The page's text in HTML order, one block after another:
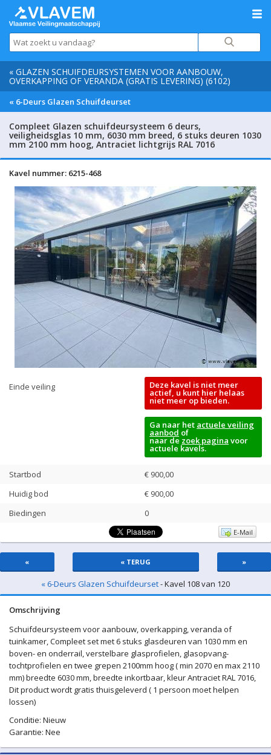
« GLAZEN SCHUIFDEURSYSTEMEN VOOR AANBOUW,
OVERKAPPING OF VERANDA (GRATIS LEVERING) (6102)
« 6-Deurs Glazen Schuifdeurset
Compleet Glazen schuifdeursysteem 6 deurs,
veiligheidsglas 10 mm, 6030 mm breed, 6 stuks deuren 1030
mm 2100 mm hoog, Antraciet lichtgrijs RAL 7016
Kavel nummer: 6215-468
Einde veiling Deze kavel is niet meer
actief, u kunt hier helaas
niet meer op bieden.
Ga naar het actuele veiling
aanbod of
naar de zoek pagina voor
actuele kavels.
Startbod
€ 900,00
Huidig bod
€ 900,00
Biedingen
0
E-Mail
« « TERUG »
« 6-Deurs Glazen Schuifdeurset- Kavel 108 van 120
Omschrijving
Schuifdeursysteem voor aanbouw, overkapping, veranda of
tuinkamer, Compleet set met 6 stuks glasdeuren van 1030 mm en
boven- en onderrail, verstelbare glasprofielen, glasopvang-
tochtprofielen en twee grepen 2100mm hoog ( min 2070 en max 2110
mm) breedte 6030 mm, breedte inkortbaar, kleur Antraciet RAL 7016,
Dit product wordt gratis thuisgeleverd ( 1 persoon moet helpen
lossen)
Conditie: Nieuw
Garantie: Nee